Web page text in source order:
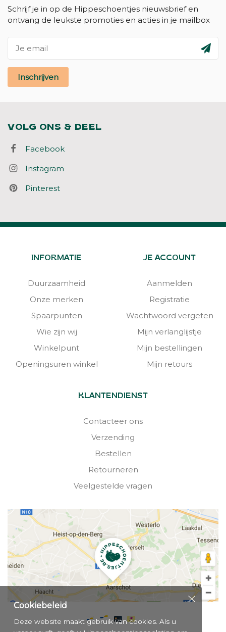
Schrijf je in op de Hippeschoentjes nieuwsbrief en
ontvang de leukste promoties en acties in je mailbox
Inschrijven
VOLG ONS & DEEL
Facebook
Instagram
Pinterest
INFORMATIE
Duurzaamheid
Onze merken
Spaarpunten
Wie zijn wij
Winkelpunt
Openingsuren winkel
JE ACCOUNT
Aanmelden
Registratie
Wachtwoord vergeten
Mijn verlanglijstje
Mijn bestellingen
Mijn retours
KLANTENDIENST
Contacteer ons
Verzending
Bestellen
Retourneren
Veelgestelde vragen
Cookiebeleid
Deze website maakt gebruik van cookies. Als u